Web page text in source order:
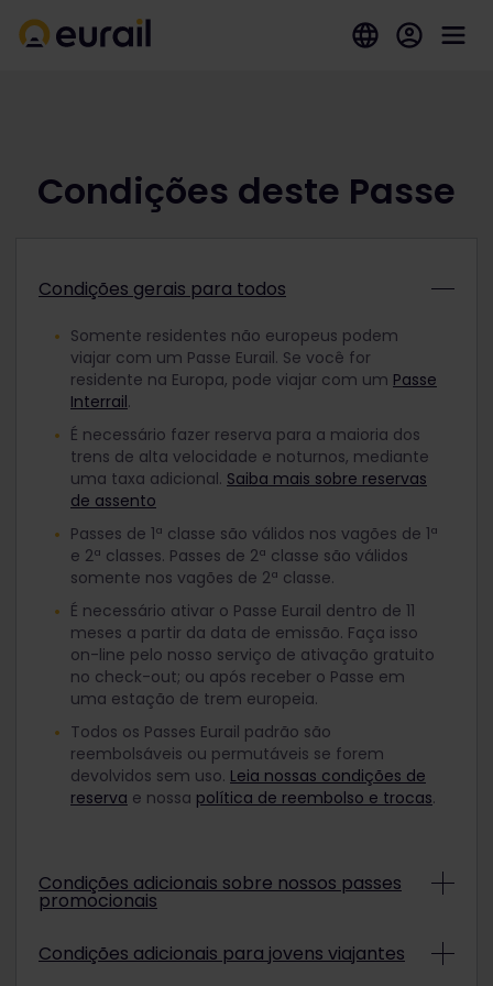
Condições deste Passe
Condições gerais para todos
Somente residentes não europeus podem
viajar com um Passe Eurail. Se você for
residente na Europa, pode viajar com um Passe
Interrail.
É necessário fazer reserva para a maioria dos
trens de alta velocidade e noturnos, mediante
uma taxa adicional. Saiba mais sobre reservas
de assento
Passes de 1ª classe são válidos nos vagões de 1ª
e 2ª classes. Passes de 2ª classe são válidos
somente nos vagões de 2ª classe.
É necessário ativar o Passe Eurail dentro de 11
meses a partir da data de emissão. Faça isso
on-line pelo nosso serviço de ativação gratuito
no check-out; ou após receber o Passe em
uma estação de trem europeia.
Todos os Passes Eurail padrão são
reembolsáveis ou permutáveis se forem
devolvidos sem uso. Leia nossas condições de
reserva e nossa política de reembolso e trocas.
Condições adicionais sobre nossos passes
promocionais
Dependendo dos termos da promoção, Passes
Eurail promocionais não são reembolsáveis e
Condições adicionais para jovens viajantes